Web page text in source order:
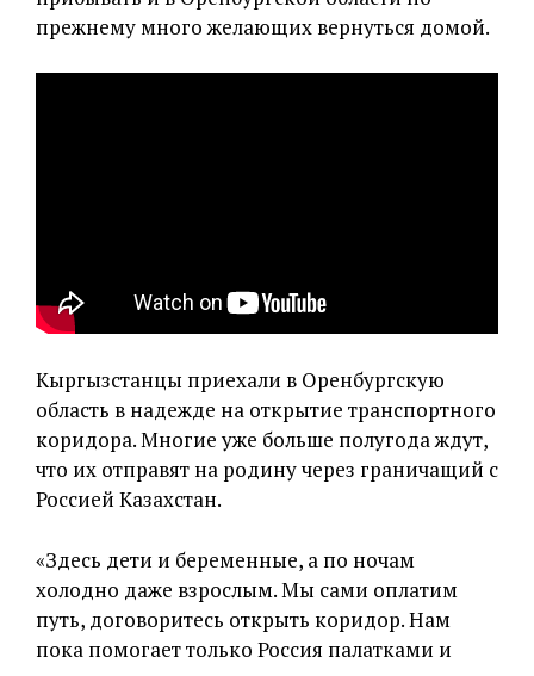
прежнему много желающих вернуться домой.
Кыргызстанцы приехали в Оренбургскую
область в надежде на открытие транспортного
коридора. Многие уже больше полугода ждут,
что их отправят на родину через граничащий с
Россией Казахстан.
«Здесь дети и беременные, а по ночам
холодно даже взрослым. Мы сами оплатим
путь, договоритесь открыть коридор. Нам
пока помогает только Россия палатками и